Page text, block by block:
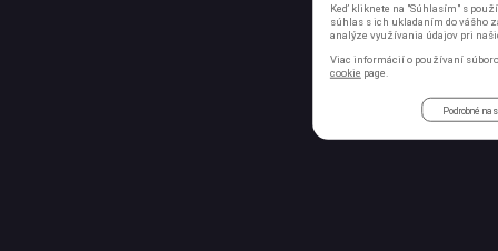
Keď kliknete na "Súhlasím" s
súhlas s ich ukladaním do vášho
analýze využívania údajov pri
Viac informácií o používaní
cookie page.
Podrobné